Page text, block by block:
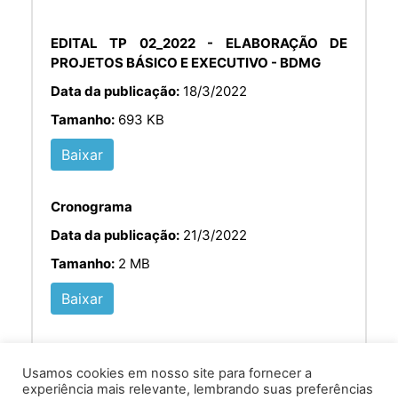
EDITAL TP 02_2022 - ELABORAÇÃO DE
PROJETOS BÁSICO E EXECUTIVO - BDMG
Data da publicação: 18/3/2022
Tamanho: 693 KB
Baixar
Cronograma
Data da publicação: 21/3/2022
Tamanho: 2 MB
Baixar
Usamos cookies em nosso site para fornecer a
experiência mais relevante, lembrando suas preferências